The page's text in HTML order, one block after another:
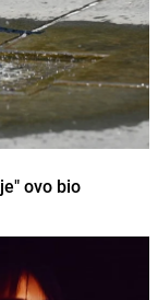
ovo bio